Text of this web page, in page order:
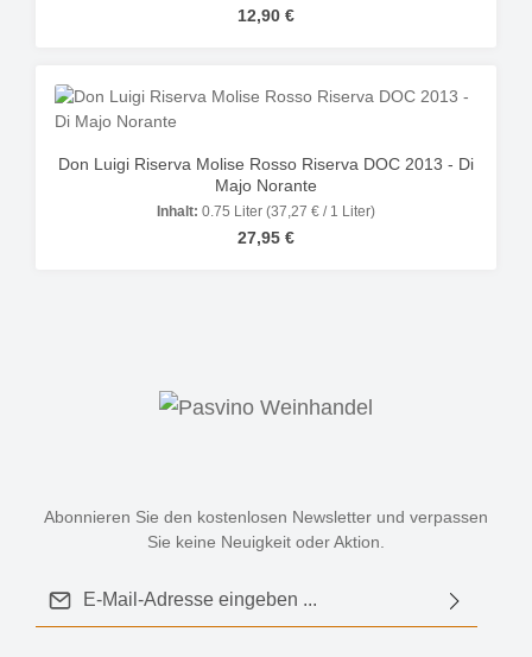
Regulärer Preis:
12,90 €
Don Luigi Riserva Molise Rosso Riserva DOC 2013 - Di
Majo Norante
Inhalt: 0.75 Liter (37,27 € / 1 Liter)
Regulärer Preis:
27,95 €
Abonnieren Sie den kostenlosen Newsletter und verpassen
Sie keine Neuigkeit oder Aktion.